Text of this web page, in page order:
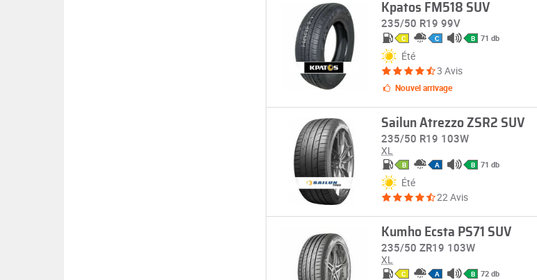
Kpatos FM518 SUV
235/50 R19 99V
C C B 71 db
Été
3 Avis
Nouvel arrivage
Sailun Atrezzo ZSR2 SUV
235/50 R19 103W
XL
B A B 71 db
Été
22 Avis
Kumho Ecsta PS71 SUV
235/50 ZR19 103W
XL
C A B 72 db